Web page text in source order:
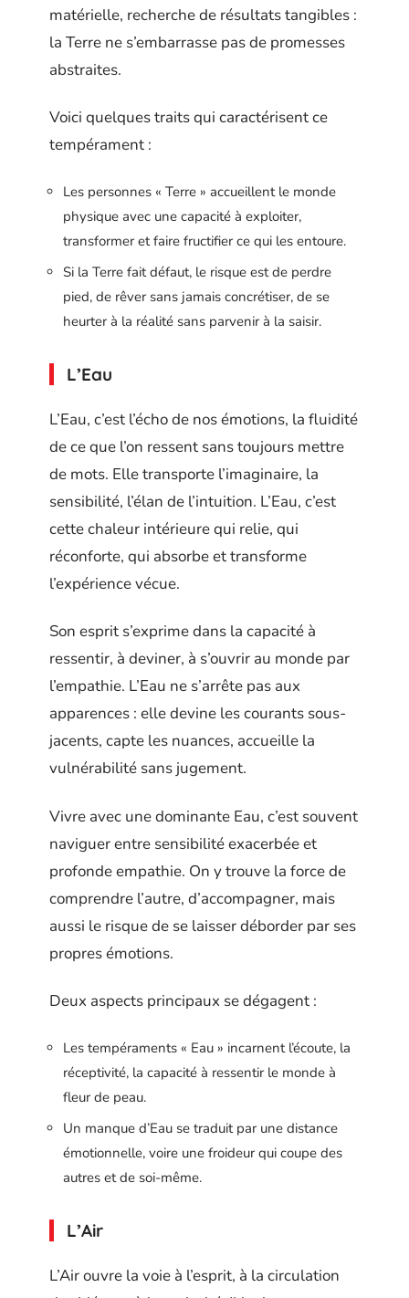
matérielle, recherche de résultats tangibles :
la Terre ne s’embarrasse pas de promesses
abstraites.
Voici quelques traits qui caractérisent ce
tempérament :
Les personnes « Terre » accueillent le monde
physique avec une capacité à exploiter,
transformer et faire fructifier ce qui les entoure.
Si la Terre fait défaut, le risque est de perdre
pied, de rêver sans jamais concrétiser, de se
heurter à la réalité sans parvenir à la saisir.
L’Eau
L’Eau, c’est l’écho de nos émotions, la fluidité
de ce que l’on ressent sans toujours mettre
de mots. Elle transporte l’imaginaire, la
sensibilité, l’élan de l’intuition. L’Eau, c’est
cette chaleur intérieure qui relie, qui
réconforte, qui absorbe et transforme
l’expérience vécue.
Son esprit s’exprime dans la capacité à
ressentir, à deviner, à s’ouvrir au monde par
l’empathie. L’Eau ne s’arrête pas aux
apparences : elle devine les courants sous-
jacents, capte les nuances, accueille la
vulnérabilité sans jugement.
Vivre avec une dominante Eau, c’est souvent
naviguer entre sensibilité exacerbée et
profonde empathie. On y trouve la force de
comprendre l’autre, d’accompagner, mais
aussi le risque de se laisser déborder par ses
propres émotions.
Deux aspects principaux se dégagent :
Les tempéraments « Eau » incarnent l’écoute, la
réceptivité, la capacité à ressentir le monde à
fleur de peau.
Un manque d’Eau se traduit par une distance
émotionnelle, voire une froideur qui coupe des
autres et de soi-même.
L’Air
L’Air ouvre la voie à l’esprit, à la circulation